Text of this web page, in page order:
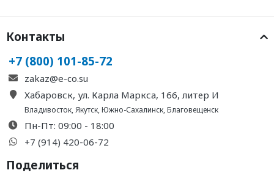
Контакты
+7 (800) 101-85-72
zakaz@e-co.su
Хабаровск, ул. Карла Маркса, 166, литер И
Владивосток,Якутск,Южно-Сахалинск,Благовещенск
Пн-Пт: 09:00 - 18:00
+7 (914) 420-06-72
Поделиться